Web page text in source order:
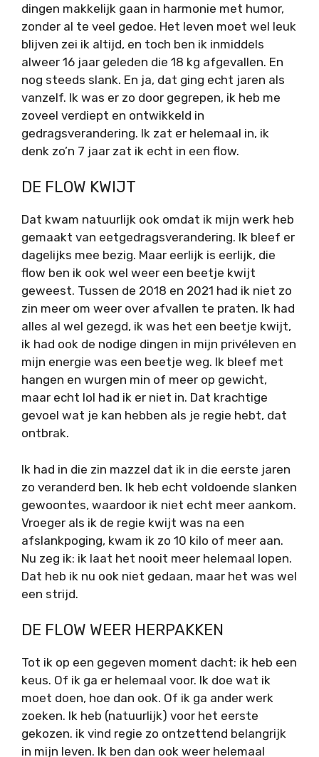
dingen makkelijk gaan in harmonie met humor,
zonder al te veel gedoe. Het leven moet wel leuk
blijven zei ik altijd, en toch ben ik inmiddels
alweer 16 jaar geleden die 18 kg afgevallen. En
nog steeds slank. En ja, dat ging echt jaren als
vanzelf. Ik was er zo door gegrepen, ik heb me
zoveel verdiept en ontwikkeld in
gedragsverandering. Ik zat er helemaal in, ik
denk zo’n 7 jaar zat ik echt in een flow.
DE FLOW KWIJT
Dat kwam natuurlijk ook omdat ik mijn werk heb
gemaakt van eetgedragsverandering. Ik bleef er
dagelijks mee bezig. Maar eerlijk is eerlijk, die
flow ben ik ook wel weer een beetje kwijt
geweest. Tussen de 2018 en 2021 had ik niet zo
zin meer om weer over afvallen te praten. Ik had
alles al wel gezegd, ik was het een beetje kwijt,
ik had ook de nodige dingen in mijn privéleven en
mijn energie was een beetje weg. Ik bleef met
hangen en wurgen min of meer op gewicht,
maar echt lol had ik er niet in. Dat krachtige
gevoel wat je kan hebben als je regie hebt, dat
ontbrak.
Ik had in die zin mazzel dat ik in die eerste jaren
zo veranderd ben. Ik heb echt voldoende slanken
gewoontes, waardoor ik niet echt meer aankom.
Vroeger als ik de regie kwijt was na een
afslankpoging, kwam ik zo 10 kilo of meer aan.
Nu zeg ik: ik laat het nooit meer helemaal lopen.
Dat heb ik nu ook niet gedaan, maar het was wel
een strijd.
DE FLOW WEER HERPAKKEN
Tot ik op een gegeven moment dacht: ik heb een
keus. Of ik ga er helemaal voor. Ik doe wat ik
moet doen, hoe dan ook. Of ik ga ander werk
zoeken. Ik heb (natuurlijk) voor het eerste
gekozen. ik vind regie zo ontzettend belangrijk
in mijn leven. Ik ben dan ook weer helemaal